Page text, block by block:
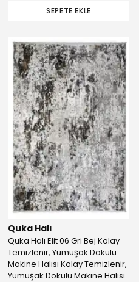
SEPETE EKLE
Quka Halı
Quka Halı Elit 06 Gri Bej Kolay
Temizlenir, Yumuşak Dokulu
Makine Halısı Kolay Temizlenir,
Yumuşak Dokulu Makine Halısı